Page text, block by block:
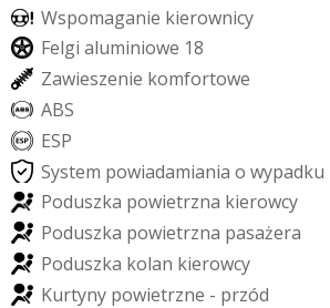
Wspomaganie kierownicy
Felgi aluminiowe 18
Zawieszenie komfortowe
ABS
ESP
System powiadamiania o wypadku
Poduszka powietrzna kierowcy
Poduszka powietrzna pasażera
Poduszka kolan kierowcy
Kurtyny powietrzne - przód